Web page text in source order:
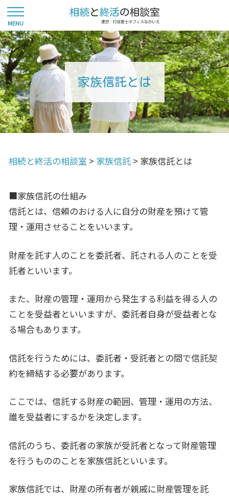
家族信託とは
相続と終活の相談室 > 家族信託 > 家族信託とは
■家族信託の仕組み
信託とは、信頼のおける人に自分の財産を預けて管
理・運用させることをいいます。
財産を託す人のことを委託者、託される人のことを受
託者といいます。
また、財産の管理・運用から発生する利益を得る人の
ことを受益者といいますが、委託者自身が受益者とな
る場合もあります。
信託を行うためには、委託者・受託者との間で信託契
約を締結する必要があります。
ここでは、信託する財産の範囲、管理・運用の方法、
誰を受益者にするかを決定します。
信託のうち、委託者の家族が受託者となって財産管理
を行うもののことを家族信託といいます。
家族信託では、財産の所有者が親戚に財産管理を託